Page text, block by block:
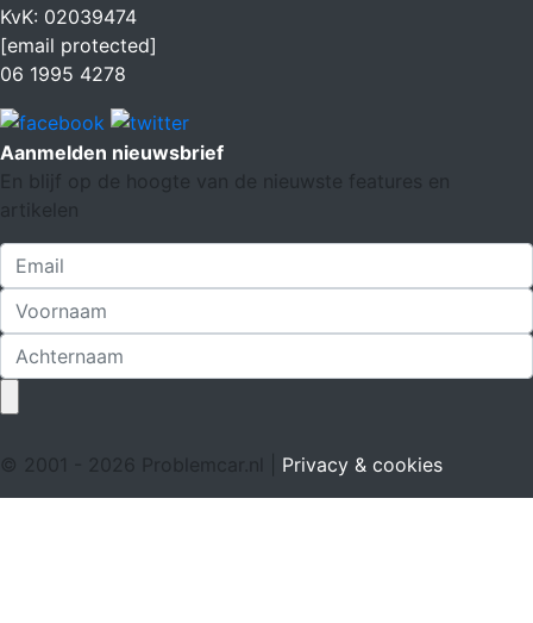
KvK: 02039474
[email protected]
06 1995 4278
Aanmelden nieuwsbrief
En blijf op de hoogte van de nieuwste features en
artikelen
© 2001 - 2026 Problemcar.nl | Privacy & cookies